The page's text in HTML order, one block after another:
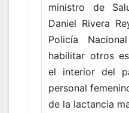
ministro de
Daniel Rivera
Policía
habilitar otros
el interior del
personal
de la lactancia